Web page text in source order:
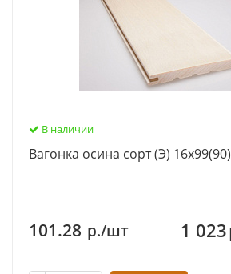
В наличии
Вагонка осина сорт (Э)
101.28 р./шт 1 023